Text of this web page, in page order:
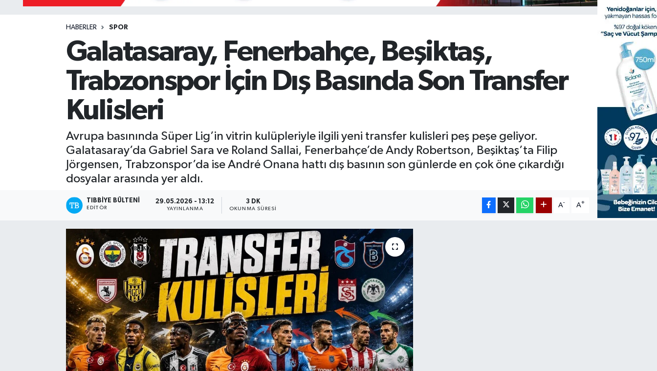
HABERLER SPOR
Galatasaray, Fenerbahçe, Beşiktaş,
Trabzonspor İçin Dış Basında Son Transfer
Kulisleri
Avrupa basınında Süper Lig’in vitrin kulüpleriyle ilgili yeni transfer kulisleri peş peşe geliyor.
Galatasaray’da Gabriel Sara ve Roland Sallai, Fenerbahçe’de Andy Robertson, Beşiktaş’ta Filip
Jörgensen, Trabzonspor’da ise André Onana hattı dış basının son günlerde en çok öne çıkardığı
dosyalar arasında yer aldı.
TIBBIYE BÜLTENI
EDITÖR
29.05.2026 - 13:12
YAYINLANMA
3 DK
OKUNMA SÜRESI
A- A+